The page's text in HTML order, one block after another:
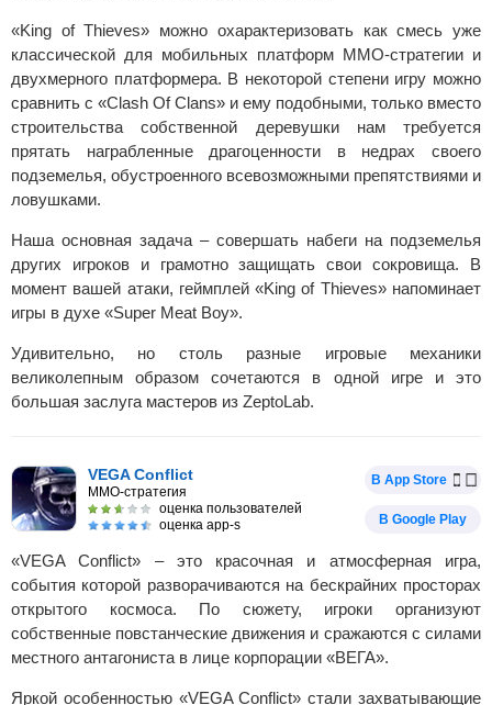
«King of Thieves» можно охарактеризовать как смесь уже
классической для мобильных платформ MMO-стратегии и
двухмерного платформера. В некоторой степени игру можно
сравнить с «Clash Of Clans» и ему подобными, только вместо
строительства собственной деревушки нам требуется
прятать награбленные драгоценности в недрах своего
подземелья, обустроенного всевозможными препятствиями и
ловушками.
Наша основная задача – совершать набеги на подземелья
других игроков и грамотно защищать свои сокровища. В
момент вашей атаки, геймплей «King of Thieves» напоминает
игры в духе «Super Meat Boy».
Удивительно, но столь разные игровые механики
великолепным образом сочетаются в одной игре и это
большая заслуга мастеров из ZeptoLab.
VEGA Conflict
MMO-стратегия
оценка пользователей
оценка app-s
В App Store
В Google Play
«VEGA Conflict» – это красочная и атмосферная игра,
события которой разворачиваются на бескрайних просторах
открытого космоса. По сюжету, игроки организуют
собственные повстанческие движения и сражаются с силами
местного антагониста в лице корпорации «ВЕГА».
Яркой особенностью «VEGA Conflict» стали захватывающие